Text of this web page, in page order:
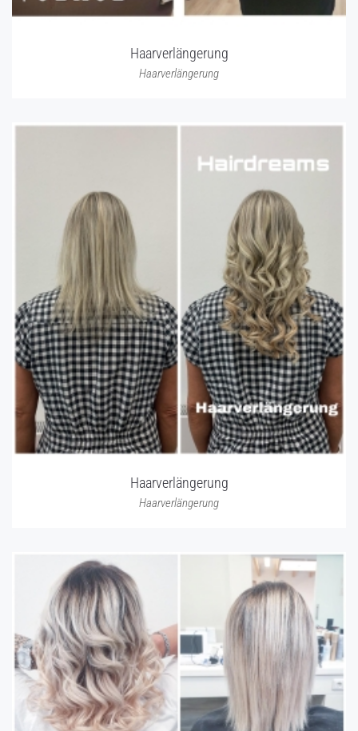
Haarverlängerung
Haarverlängerung
Haarverlängerung
Haarverlängerung